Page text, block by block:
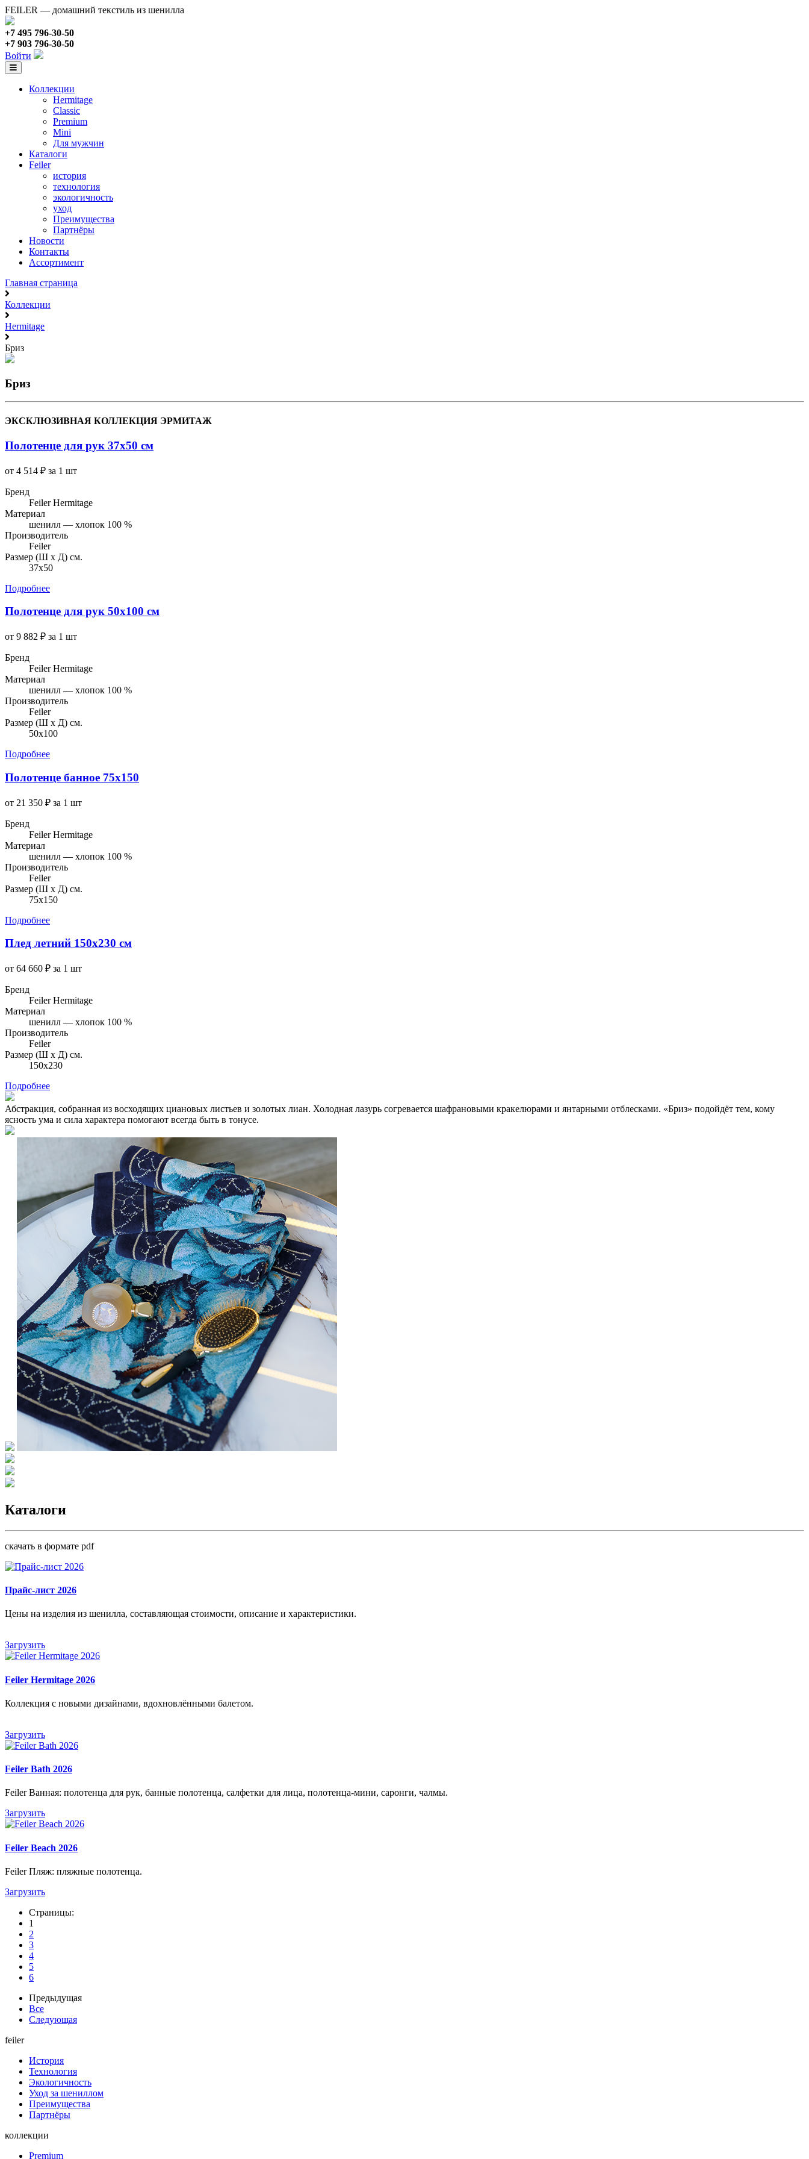
FEILER — домашний текстиль из шенилла
+7 495 796-30-50
+7 903 796-30-50
Войти
Коллекции
Hermitage
Classic
Premium
Mini
Для мужчин
Каталоги
Feiler
история
технология
экологичность
уход
Преимущества
Партнёры
Новости
Контакты
Ассортимент
Главная страница
Коллекции
Hermitage
Бриз
Бриз
ЭКСКЛЮЗИВНАЯ КОЛЛЕКЦИЯ ЭРМИТАЖ
Полотенце для рук 37x50 см
от 4 514 ₽ за 1 шт
Бренд
Feiler Hermitage
Материал
шенилл — хлопок 100 %
Производитель
Feiler
Размер (Ш х Д) см.
37x50
Подробнее
Полотенце для рук 50x100 см
от 9 882 ₽ за 1 шт
Бренд
Feiler Hermitage
Материал
шенилл — хлопок 100 %
Производитель
Feiler
Размер (Ш х Д) см.
50x100
Подробнее
Полотенце банное 75х150
от 21 350 ₽ за 1 шт
Бренд
Feiler Hermitage
Материал
шенилл — хлопок 100 %
Производитель
Feiler
Размер (Ш х Д) см.
75х150
Подробнее
Плед летний 150x230 см
от 64 660 ₽ за 1 шт
Бренд
Feiler Hermitage
Материал
шенилл — хлопок 100 %
Производитель
Feiler
Размер (Ш х Д) см.
150x230
Подробнее
Абстракция, собранная из восходящих циановых листьев и золотых лиан. Холодная лазурь согревается шафрановыми кракелюрами и янтарными отблесками. «Бриз» подойдёт тем, кому
ясность ума и сила характера помогают всегда быть в тонусе.
Каталоги
скачать в формате pdf
Прайс-лист 2026
Цены на изделия из шенилла, составляющая стоимости, описание и характеристики.
Загрузить
Feiler Hermitage 2026
Коллекция с новыми дизайнами, вдохновлёнными балетом.
Загрузить
Feiler Bath 2026
Feiler Ванная: полотенца для рук, банные полотенца, салфетки для лица, полотенца-мини, саронги, чалмы.
Загрузить
Feiler Beach 2026
Feiler Пляж: пляжные полотенца.
Загрузить
Страницы:
1
2
3
4
5
6
Предыдущая
Все
Следующая
feiler
История
Технология
Экологичность
Уход за шениллом
Преимущества
Партнёры
коллекции
Premium